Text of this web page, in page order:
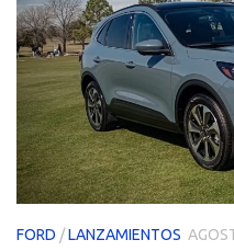
FORD /LANZAMIENTOS